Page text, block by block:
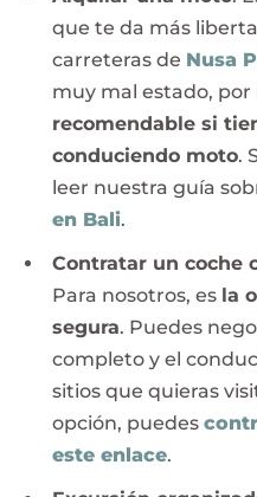
que te da más
carreteras de Nusa
muy mal estado, por
recomendable si
conduciendo moto.
leer nuestra guía
en Bali.
Contratar un coche
Para nosotros, es la
segura. Puedes
completo y el
sitios que quieras
opción, puedes
este enlace.